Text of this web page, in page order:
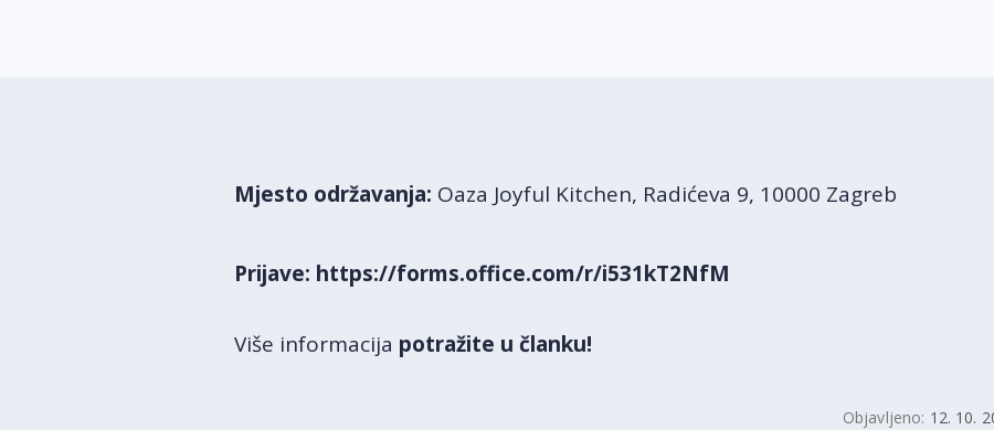
Mjesto održavanja: Oaza Joyful Kitchen, Radićeva 9, 10000 Zagreb
Prijave: https://forms.office.com/r/i531kT2NfM
Više informacija potražite u članku!
Objavljeno: 12. 10.